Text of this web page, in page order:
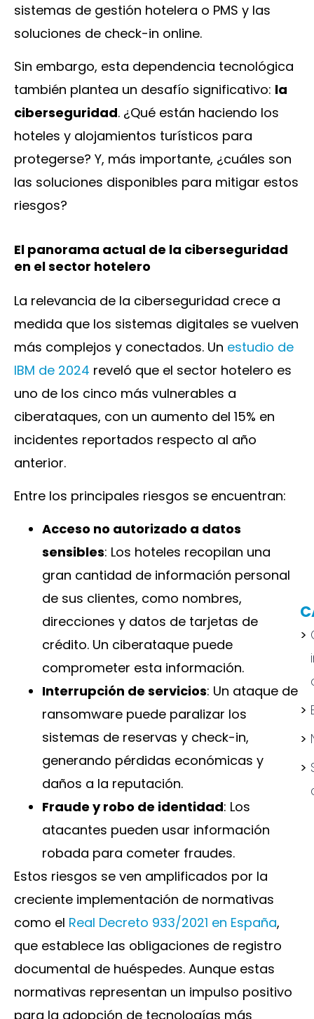
sistemas de gestión hotelera o PMS y las
soluciones de check-in online.
Sin embargo, esta dependencia tecnológica
también plantea un desafío significativo: la
ciberseguridad. ¿Qué están haciendo los
hoteles y alojamientos turísticos para
protegerse? Y, más importante, ¿cuáles son
las soluciones disponibles para mitigar estos
riesgos?
El panorama actual de la ciberseguridad
en el sector hotelero
La relevancia de la ciberseguridad crece a
medida que los sistemas digitales se vuelven
más complejos y conectados. Un estudio de
IBM de 2024 reveló que el sector hotelero es
uno de los cinco más vulnerables a
ciberataques, con un aumento del 15% en
incidentes reportados respecto al año
anterior.
Entre los principales riesgos se encuentran:
Acceso no autorizado a datos
sensibles: Los hoteles recopilan una
gran cantidad de información personal
de sus clientes, como nombres,
direcciones y datos de tarjetas de
crédito. Un ciberataque puede
comprometer esta información.
Interrupción de servicios: Un ataque de
ransomware puede paralizar los
sistemas de reservas y check-in,
generando pérdidas económicas y
daños a la reputación.
Fraude y robo de identidad: Los
atacantes pueden usar información
robada para cometer fraudes.
Estos riesgos se ven amplificados por la
creciente implementación de normativas
como el Real Decreto 933/2021 en España,
que establece las obligaciones de registro
documental de huéspedes. Aunque estas
normativas representan un impulso positivo
para la adopción de tecnologías más